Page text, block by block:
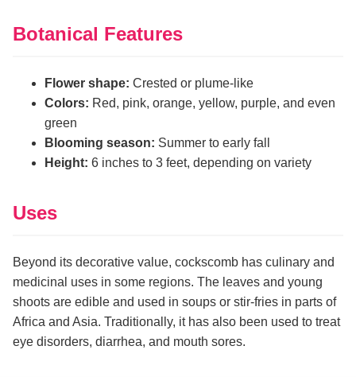
Botanical Features
Flower shape: Crested or plume-like
Colors: Red, pink, orange, yellow, purple, and even
green
Blooming season: Summer to early fall
Height: 6 inches to 3 feet, depending on variety
Uses
Beyond its decorative value, cockscomb has culinary and
medicinal uses in some regions. The leaves and young
shoots are edible and used in soups or stir-fries in parts of
Africa and Asia. Traditionally, it has also been used to treat
eye disorders, diarrhea, and mouth sores.